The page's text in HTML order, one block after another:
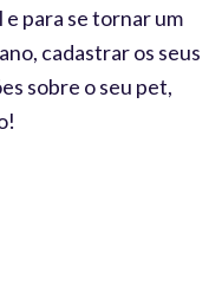
para se tornar um
cadastrar os seus
sobre o seu pet,